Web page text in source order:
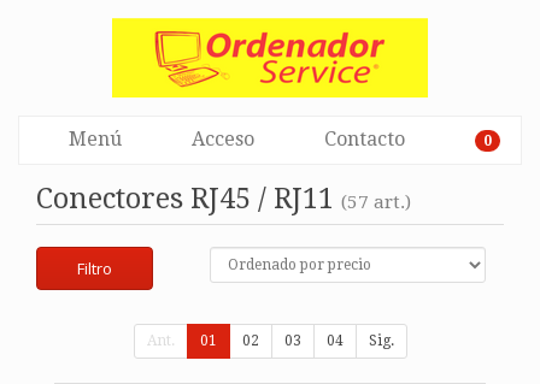
Menú Acceso Contacto 0
Conectores RJ45 / RJ11 (57 art.)
Filtro
Ant. 01 02 03 04 Sig.